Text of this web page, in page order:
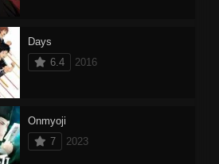
Days
6.4
2016
Onmyoji
7
2023